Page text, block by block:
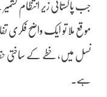
جب پاکستانی زیر انتظام
موقع ملا تو ایک واضح فکری
نسل میں، خطے کے ساختی
ہے۔